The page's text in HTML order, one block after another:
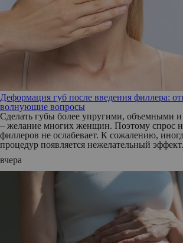
Деформация губ после введения филлера:
волнующие вопросы
Сделать губы более упругими, объемными
– желание многих женщин. Поэтому спрос
филлеров не ослабевает. К сожалению,
процедур появляется нежелательный эффект.
вчера